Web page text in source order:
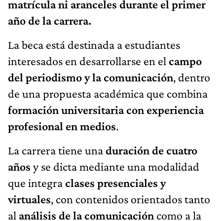
matrícula ni aranceles durante el primer
año de la carrera.
La beca está destinada a estudiantes
interesados en desarrollarse en el campo
del periodismo y la comunicación, dentro
de una propuesta académica que combina
formación universitaria con experiencia
profesional en medios.
La carrera tiene unaduración de cuatro
años y se dicta mediante una modalidad
que integraclases presenciales y
virtuales, con contenidos orientados tanto
al análisis de la comunicación como a la